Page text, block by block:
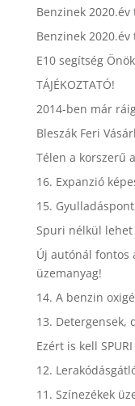
Benzinek
Benzinek
E10 segítség
TÁJÉKOZTATÓ!
2014-ben már
Bleszák Feri
Télen a korszerű
16. Expanzió
15.
Spuri nélkül
Új autónál fontos
üzemanyag!
14. A benzin
13. Detergensek,
Ezért is kell
12.
11. Színezékek